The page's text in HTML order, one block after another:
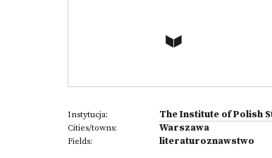
Instytucja: The Institute of Polish
Cities/towns: Warszawa
Fields: literaturoznawstwo